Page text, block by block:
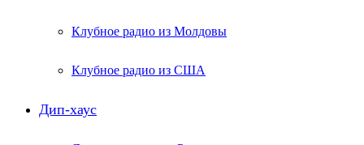
Клубное радио из Молдовы
Клубное радио из США
Дип-хаус